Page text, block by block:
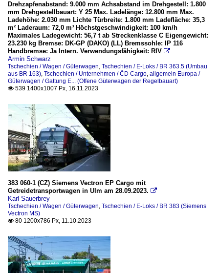
Drehzapfenabstand: 9.000 mm Achsabstand im Drehgestell: 1.800
mm Drehgestellbauart: Y 25 Max. Ladelänge: 12.800 mm Max.
Ladehöhe: 2.030 mm Lichte Türbreite: 1.800 mm Ladefläche: 35,3
m² Laderaum: 72,0 m³ Höchstgeschwindigkeit: 100 km/h
Maximales Ladegewicht: 56,7 t ab Streckenklasse C Eigengewicht:
23.230 kg Bremse: DK-GP (DAKO) (LL) Bremssohle: IP 116
Handbremse: Ja Intern. Verwendungsfähigkeit: RIV 
Armin Schwarz
Tschechien / Wagen / Güterwagen Tschechien / E-Loks / BR 363.5 (Umbau
aus BR 163) Tschechien / Unternehmen / ČD Cargo allgemein Europa /
Güterwagen / Gattung E... (Offene Güterwagen der Regelbauart)
 539 1400x1007 Px, 16.11.2023
383 060-1 (CZ) Siemens Vectron EP Cargo mit
Getreidetransportwagen in Ulm am 28.09.2023. 
Karl Sauerbrey
Tschechien / Wagen / Güterwagen Tschechien / E-Loks / BR 383 (Siemens
Vectron MS)
 80 1200x786 Px, 11.10.2023